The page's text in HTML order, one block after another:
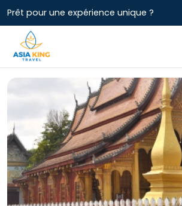
Prêt pour une expérience unique ?